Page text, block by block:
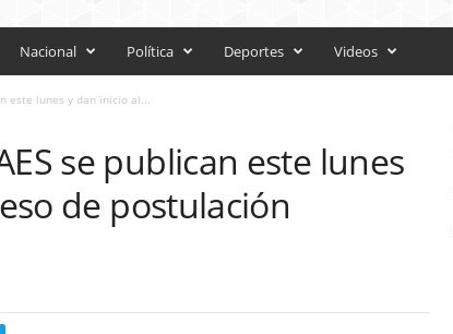
Nacional Política Deportes Videos
este lunes y dan inicio al...
se publican este lunes
de postulación